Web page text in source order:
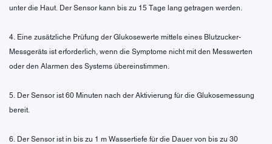
unter die Haut. Der Sensor kann bis zu 15 Tage lang getragen werden.
4. Eine zusätzliche Prüfung der Glukosewerte mittels eines Blutzucker-
Messgeräts ist erforderlich, wenn die Symptome nicht mit den Messwerten
oder den Alarmen des Systems übereinstimmen.
5. Der Sensor ist 60 Minuten nach der Aktivierung für die Glukosemessung
bereit.
6. Der Sensor ist in bis zu 1 m Wassertiefe für die Dauer von bis zu 30